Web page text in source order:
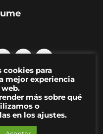
artes visuales y cultura
| Aviso Legal|Contacto
cookies para
mejor experiencia
web.
más sobre qué
o
en los ajustes.